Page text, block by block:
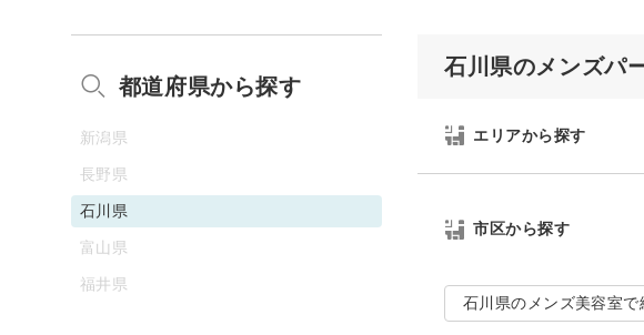
石川県のメンズパ
エリアから探す
市区から探す
石川県のメンズ美容室で
都道府県から探す
新潟県
長野県
石川県
富山県
福井県